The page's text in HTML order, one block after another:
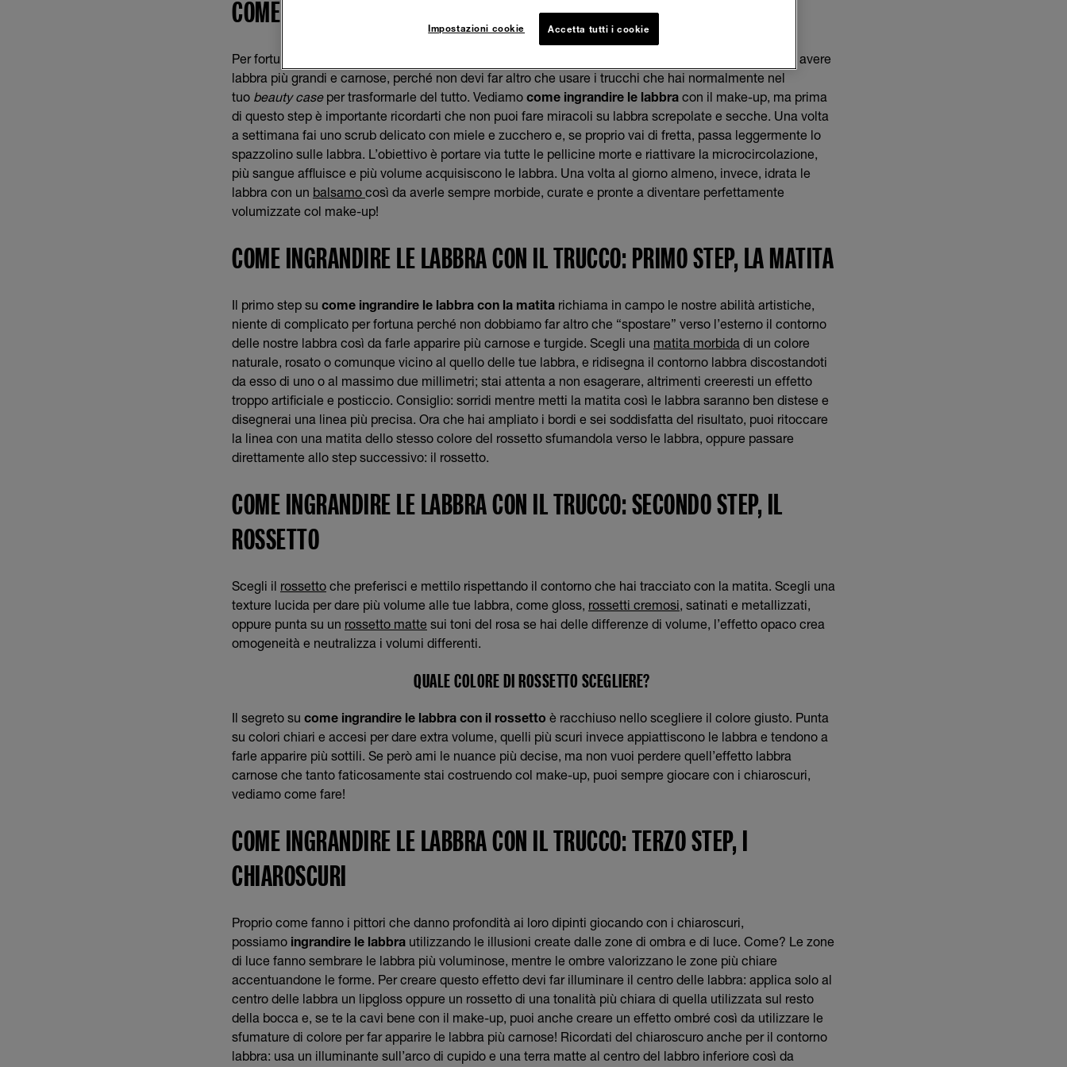
COME INGRANDIRE LE LABBRA: CHIRURGIA? NO, GRAZIE
Per fortuna non c’è bisogno di ricorrere necessariamente alla chirurgia o a dei ritocchini estetici per avere
labbra più grandi e carnose, perché non devi far altro che usare i trucchi che hai normalmente nel
tuo beauty caseper trasformarle del tutto. Vediamo come ingrandire le labbra con il make-up, ma prima
di questo step è importante ricordarti che non puoi fare miracoli su labbra screpolate e secche. Una volta
a settimana fai uno scrub delicato con miele e zucchero e, se proprio vai di fretta, passa leggermente lo
spazzolino sulle labbra. L’obiettivo è portare via tutte le pellicine morte e riattivare la microcircolazione,
più sangue affluisce e più volume acquisiscono le labbra. Una volta al giorno almeno, invece, idrata le
labbra con un balsamo così da averle sempre morbide, curate e pronte a diventare perfettamente
volumizzate col make-up!
COME INGRANDIRE LE LABBRA CON IL TRUCCO: PRIMO STEP, LA MATITA
Il primo step su come ingrandire le labbra con la matita richiama in campo le nostre abilità artistiche,
niente di complicato per fortuna perché non dobbiamo far altro che “spostare” verso l’esterno il contorno
delle nostre labbra così da farle apparire più carnose e turgide. Scegli una matita morbida di un colore
naturale, rosato o comunque vicino al quello delle tue labbra, e ridisegna il contorno labbra discostandoti
da esso di uno o al massimo due millimetri; stai attenta a non esagerare, altrimenti creeresti un effetto
troppo artificiale e posticcio. Consiglio: sorridi mentre metti la matita così le labbra saranno ben distese e
disegnerai una linea più precisa. Ora che hai ampliato i bordi e sei soddisfatta del risultato, puoi ritoccare
la linea con una matita dello stesso colore del rossetto sfumandola verso le labbra, oppure passare
direttamente allo step successivo: il rossetto.
COME INGRANDIRE LE LABBRA CON IL TRUCCO: SECONDO STEP, IL
ROSSETTO
Scegli il rossetto che preferisci e mettilo rispettando il contorno che hai tracciato con la matita. Scegli una
texture lucida per dare più volume alle tue labbra, come gloss, rossetti cremosi, satinati e metallizzati,
oppure punta su un rossetto matte sui toni del rosa se hai delle differenze di volume, l’effetto opaco crea
omogeneità e neutralizza i volumi differenti.
QUALE COLORE DI ROSSETTO SCEGLIERE?
Il segreto su come ingrandire le labbra con il rossetto è racchiuso nello scegliere il colore giusto. Punta
su colori chiari e accesi per dare extra volume, quelli più scuri invece appiattiscono le labbra e tendono a
farle apparire più sottili. Se però ami le nuance più decise, ma non vuoi perdere quell’effetto labbra
carnose che tanto faticosamente stai costruendo col make-up, puoi sempre giocare con i chiaroscuri,
vediamo come fare!
COME INGRANDIRE LE LABBRA CON IL TRUCCO: TERZO STEP, I
CHIAROSCURI
Proprio come fanno i pittori che danno profondità ai loro dipinti giocando con i chiaroscuri,
possiamo ingrandire le labbra utilizzando le illusioni create dalle zone di ombra e di luce. Come? Le zone
di luce fanno sembrare le labbra più voluminose, mentre le ombre valorizzano le zone più chiare
accentuandone le forme. Per creare questo effetto devi far illuminare il centro delle labbra: applica solo al
centro delle labbra un lipgloss oppure un rossetto di una tonalità più chiara di quella utilizzata sul resto
della bocca e, se te la cavi bene con il make-up, puoi anche creare un effetto ombré così da utilizzare le
sfumature di colore per far apparire le labbra più carnose! Ricordati del chiaroscuro anche per il contorno
labbra: usa un illuminante sull’arco di cupido e una terra matte al centro del labbro inferiore così da
Impostazioni cookie Accetta tutti i cookie